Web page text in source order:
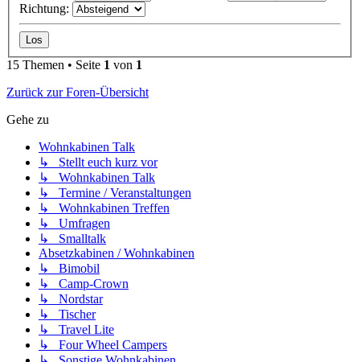
Richtung:
15 Themen • Seite 1 von 1
Zurück zur Foren-Übersicht
Gehe zu
Wohnkabinen Talk
↳ Stellt euch kurz vor
↳ Wohnkabinen Talk
↳ Termine / Veranstaltungen
↳ Wohnkabinen Treffen
↳ Umfragen
↳ Smalltalk
Absetzkabinen / Wohnkabinen
↳ Bimobil
↳ Camp-Crown
↳ Nordstar
↳ Tischer
↳ Travel Lite
↳ Four Wheel Campers